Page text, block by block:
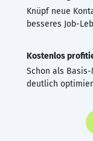
Knüpf neue
besseres Job-
Kostenlos
Schon als
deutlich